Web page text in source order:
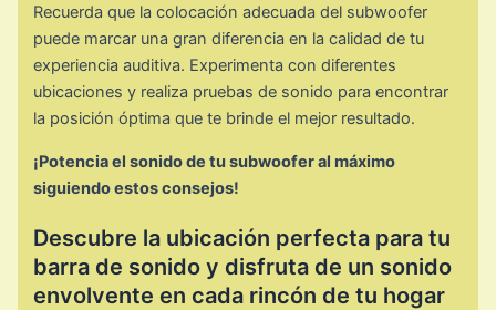
Recuerda que la colocación adecuada del subwoofer
puede marcar una gran diferencia en la calidad de tu
experiencia auditiva. Experimenta con diferentes
ubicaciones y realiza pruebas de sonido para encontrar
la posición óptima que te brinde el mejor resultado.
¡Potencia el sonido de tu subwoofer al máximo
siguiendo estos consejos!
Descubre la ubicación perfecta para tu
barra de sonido y disfruta de un sonido
envolvente en cada rincón de tu hogar